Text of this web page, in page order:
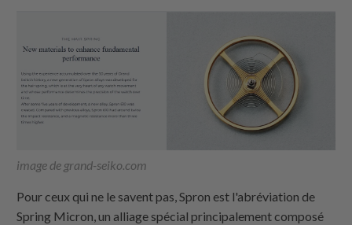
image de grand-seiko.com
Pour ceux qui ne le savent pas, Spron est l'abréviation de
Spring Micron, un alliage spécial principalement composé